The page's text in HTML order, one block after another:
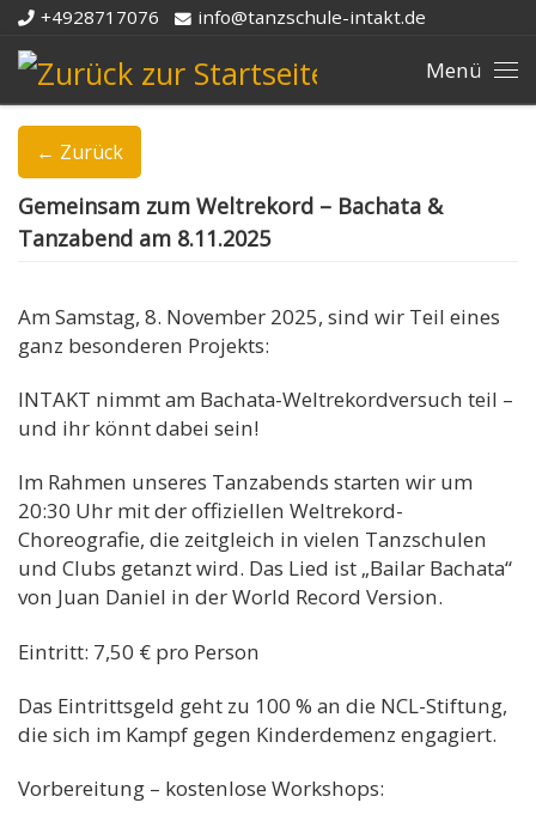
+4928717076 info@tanzschule-intakt.de
← Zurück
Gemeinsam zum Weltrekord – Bachata &
Tanzabend am 8.11.2025
Am Samstag, 8. November 2025, sind wir Teil eines
ganz besonderen Projekts:
INTAKT nimmt am Bachata-Weltrekordversuch teil –
und ihr könnt dabei sein!
Im Rahmen unseres Tanzabends starten wir um
20:30 Uhr mit der offiziellen Weltrekord-
Choreografie, die zeitgleich in vielen Tanzschulen
und Clubs getanzt wird. Das Lied ist „Bailar Bachata“
von Juan Daniel in der World Record Version.
Eintritt: 7,50 € pro Person
Das Eintrittsgeld geht zu 100 % an die NCL-Stiftung,
die sich im Kampf gegen Kinderdemenz engagiert.
Vorbereitung – kostenlose Workshops: